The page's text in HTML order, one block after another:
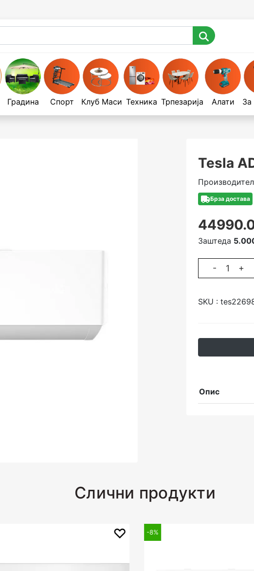
Градина Спорт Клуб Маси Техника Трпезарија Алати
Tesla
Брза достава
Заштеда
- +
SKU :
Опис
Слични продукти
-10%